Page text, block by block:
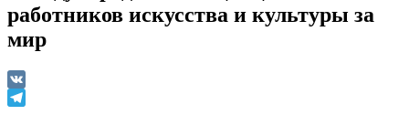
работников искусства и культуры за
мир
VK